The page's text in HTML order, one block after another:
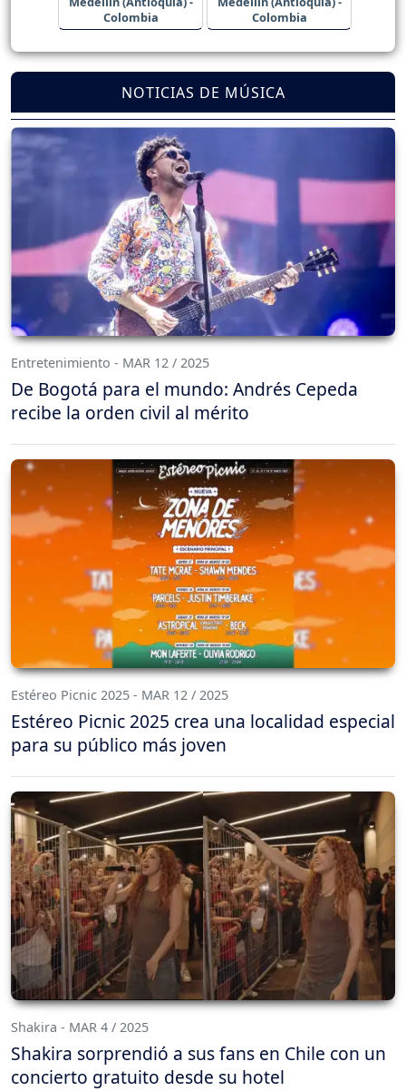
Colombia
Colombia
NOTICIAS DE MÚSICA
Entretenimiento - MAR 12 / 2025
De Bogotá para el mundo: Andrés Cepeda
recibe la orden civil al mérito
Estéreo Picnic 2025 - MAR 12 / 2025
Estéreo Picnic 2025 crea una localidad especial
para su público más joven
Shakira - MAR 4 / 2025
Shakira sorprendió a sus fans en Chile con un
concierto gratuito desde su hotel